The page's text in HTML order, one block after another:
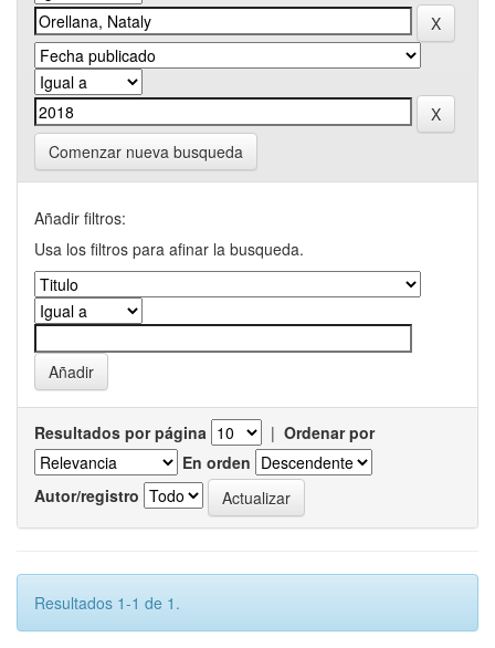
Comenzar nueva busqueda
Añadir filtros:
Usa los filtros para afinar la busqueda.
Resultados por página | Ordenar por
En orden
Autor/registro
Resultados 1-1 de 1.